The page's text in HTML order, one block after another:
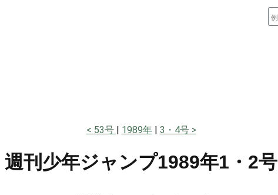
53号 1989年 3・4号
週刊少年ジャンプ1989年1・2号